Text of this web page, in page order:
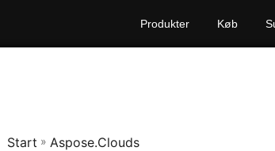
Produkter Køb
Start » Aspose.Clouds